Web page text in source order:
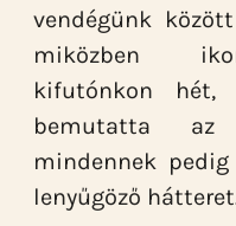
vendégünk
miközben
kifutónkon hét,
bemutatta az
mindennek
lenyűgöző